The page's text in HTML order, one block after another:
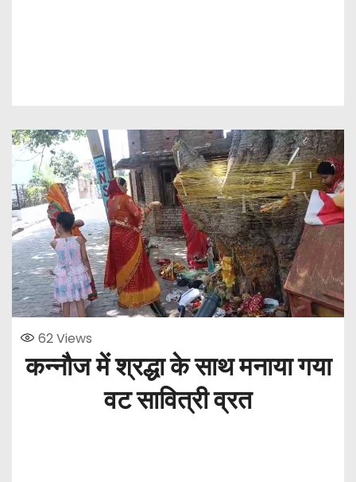
62Views
कन्नौज में श्रद्धा के साथ मनाया गया
वट सावित्री व्रत